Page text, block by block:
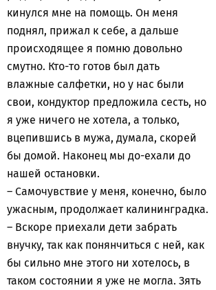
кинулся мне на помощь. Он меня
поднял, прижал к себе, а дальше
происходящее я помню довольно
смутно. Кто-то готов был дать
влажные салфетки, но у нас были
свои, кондуктор предложила сесть, но
я уже ничего не хотела, а только,
вцепившись в мужа, думала, скорей
бы домой. Наконец мы до-ехали до
нашей остановки.
– Самочувствие у меня, конечно, было
ужасным, продолжает калининградка.
– Вскоре приехали дети забрать
внучку, так как понянчиться с ней, как
бы сильно мне этого ни хотелось, в
таком состоянии я уже не могла. Зять